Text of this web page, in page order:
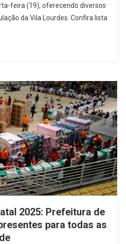
feira (19), oferecendo diversos
da Vila Lourdes. Confira lista
2025: Prefeitura de
para todas as